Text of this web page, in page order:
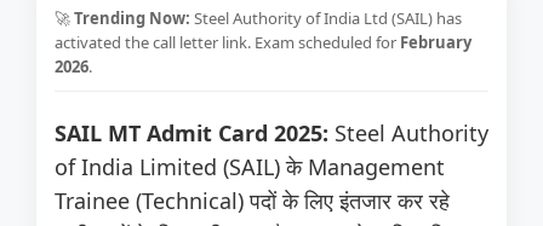
🚀Trending Now: Steel Authority of India Ltd (SAIL) has
activated the call letter link. Exam scheduled for February
2026.
SAIL MT Admit Card 2025: Steel Authority
of India Limited (SAIL) के Management
Trainee (Technical) पदों के लिए इंतजार कर रहे